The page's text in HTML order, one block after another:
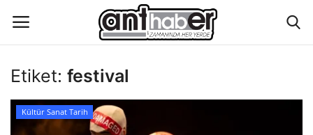
Eğitim
Etiket: festival
Kültür Sanat Tarih